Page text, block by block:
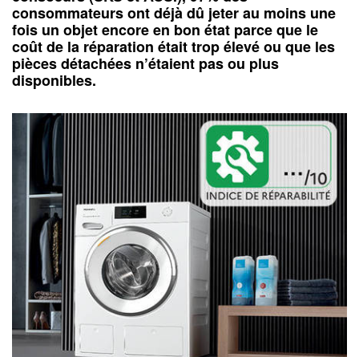
consommateurs ont déjà dû jeter au moins une
fois un objet encore en bon état parce que le
coût de la réparation était trop élevé ou que les
pièces détachées n’étaient pas ou plus
disponibles.